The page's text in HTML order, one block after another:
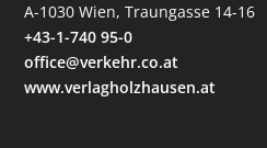
A-1030 Wien, Traungasse 14-16
+43-1-740 95-0
office@verkehr.co.at
www.verlagholzhausen.at